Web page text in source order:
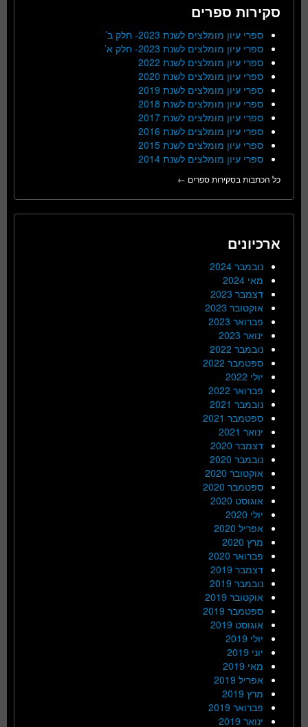
סקירות ספרים
ספרי עיון מומלצים לשנת 2023- חלק ב’
ספרי עיון מומלצים לשנת 2023- חלק א’
ספרי עיון מומלצים לשנת 2022
ספרי עיון מומלצים לשנת 2020
ספרי עיון מומלצים לשנת 2019
ספרי עיון מומלצים לשנת 2018
ספרי עיון מומלצים לשנת 2017
ספרי עיון מומלצים לשנת 2016
ספרי עיון מומלצים לשנת 2015
ספרי עיון מומלצים לשנת 2014
כל הכתבות בסקירות ספרים ←
ארכיונים
נובמבר 2024
מאי 2024
דצמבר 2023
אוקטובר 2023
פברואר 2023
ינואר 2023
נובמבר 2022
ספטמבר 2022
יולי 2022
פברואר 2022
נובמבר 2021
ספטמבר 2021
ינואר 2021
דצמבר 2020
נובמבר 2020
אוקטובר 2020
ספטמבר 2020
אוגוסט 2020
יולי 2020
אפריל 2020
מרץ 2020
פברואר 2020
דצמבר 2019
נובמבר 2019
אוקטובר 2019
ספטמבר 2019
אוגוסט 2019
יולי 2019
יוני 2019
מאי 2019
אפריל 2019
מרץ 2019
פברואר 2019
ינואר 2019